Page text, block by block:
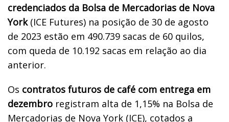
credenciados da Bolsa de Mercadorias de Nova
York(ICE Futures) na posição de 30 de agosto
de 2023 estão em 490.739 sacas de 60 quilos,
com queda de 10.192 sacas em relação ao dia
anterior.
Os contratos futuros de café com entrega em
dezembro registram alta de 1,15% na Bolsa de
Mercadorias de Nova York (ICE), cotados a